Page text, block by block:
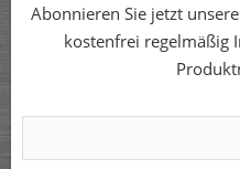
Abonnieren Sie jetzt
kostenfrei regelmäßig